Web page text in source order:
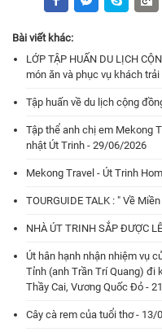
Bài viết khác:
LỚP TẬP HUẤN DU LỊCH
món ăn và phục vụ khách
Tập huấn về du lịch cộng
Tập thể anh chị em Mekong
nhật Út Trinh - 29/06/2026
Mekong Travel - Út Trinh
TOURGUIDE TALK : " Về
NHÀ ÚT TRINH SẮP ĐƯỢC
Út hân hạnh nhận nhiệm vụ
Tỉnh (anh Trần Trí Quang) đi
Thầy Cai, Vương Quốc Đỏ -
Cây cà rem của tuổi thơ - 13/